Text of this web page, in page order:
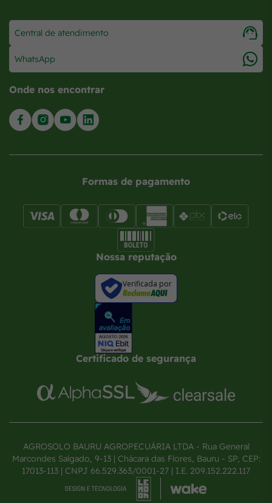
Central de atendimento
WhatsApp
Onde nos encontrar
Formas de pagamento
Nossa reputação
Verificada por
Certificado de segurança
AGROSOLO BAURU AGROPECUÁRIA LTDA - Rua General
Marcondes Salgado, 9-13 | Chácara das Flores, Bauru - SP, CEP:
17013-113 | CNPJ 66.529.363/0001-27 | I.E. 209.152.222.117